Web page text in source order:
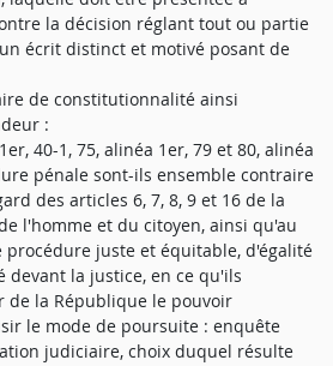
la décision réglant tout ou partie
écrit distinct et motivé posant de
de constitutionnalité ainsi
:
40-1, 75, alinéa 1er, 79 et 80, alinéa
pénale sont-ils ensemble contraire
des articles 6, 7, 8, 9 et 16 de la
l'homme et du citoyen, ainsi qu'au
juste et équitable, d'égalité
devant la justice, en ce qu'ils
la République le pouvoir
le mode de poursuite : enquête
judiciaire, choix duquel résulte